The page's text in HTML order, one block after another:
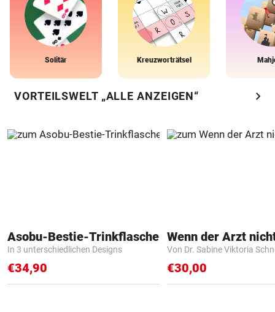
Solitär Kreuzworträtsel
VORTEILSWELT „ALLE ANZEIGEN“ chevron_right
Asobu-Bestie-Trinkflasche
In 3 unterschiedlichen Designs
€34,90
Von Dr. Sabine Viktoria
€30,00